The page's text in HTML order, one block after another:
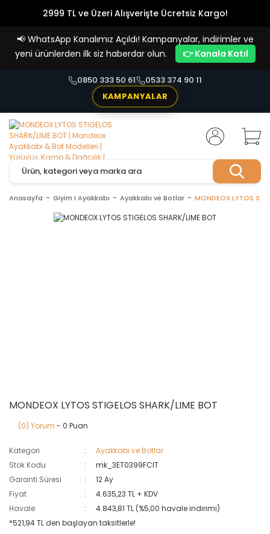
2999 TL ve Üzeri Alışverişte Ücretsiz Kargo!
Vade Farksız 4 Taksit İmkanı!
📢 WhatsApp Kanalımız Açıldı! Kampanyalar, indirimler ve
yeni ürünlerden ilk siz haberdar olun.
👉 Kanala Katıl
0850 333 50 61
0533 374 90 11
KAMPANYALAR
Anasayfa Giyim I Ayakkabı Ayakkabı ve Botlar MONDEOX LYTOS
MONDEOX LYTOS STIGELOS SHARK/LIME BOT
(0) Yorum - 0 Puan
Kategori
Ayakkabı ve Botlar
Stok Kodu
mk_3ET0399FCIT
Garanti Süresi
12 Ay
Fiyat
4.635,23 TL + KDV
Havale
4.843,81 TL (%5,00 havale indirimi)
*521,94 TL den başlayan taksitlerle!